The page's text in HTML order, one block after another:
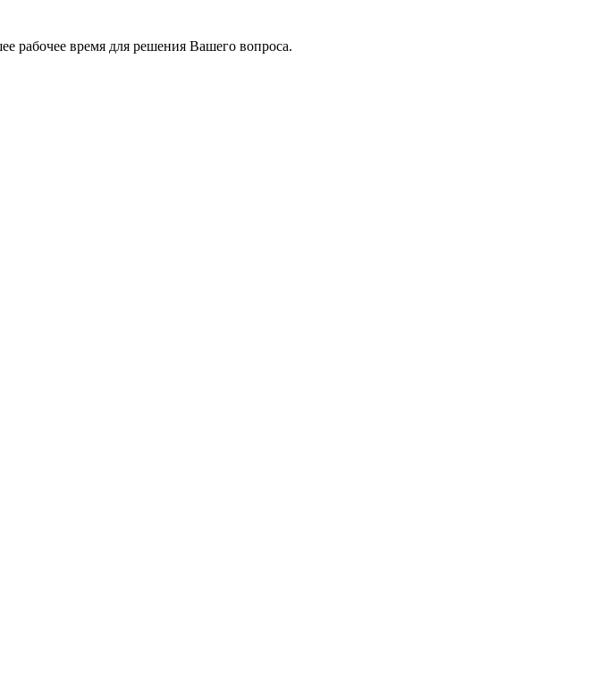
рабочее время для решения Вашего вопроса.